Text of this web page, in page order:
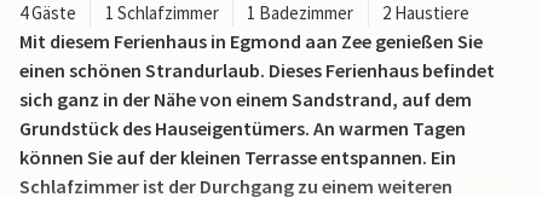
4 Gäste 1 Schlafzimmer 1 Badezimmer 2 Haustiere
Mit diesem Ferienhaus in Egmond aan Zee genießen Sie
einen schönen Strandurlaub. Dieses Ferienhaus befindet
sich ganz in der Nähe von einem Sandstrand, auf dem
Grundstück des Hauseigentümers. An warmen Tagen
können Sie auf der kleinen Terrasse entspannen. Ein
Schlafzimmer ist der Durchgang zu einem weiteren